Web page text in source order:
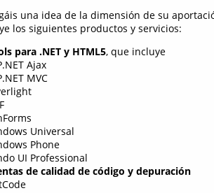
una idea de la dimensión de su
los siguientes productos y servicios:
para .NET y HTML5, que incluye
Ajax
MVC
Universal
Phone
UI Professional
de calidad de código y depuración